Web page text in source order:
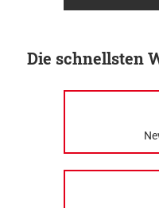
Die schnellsten